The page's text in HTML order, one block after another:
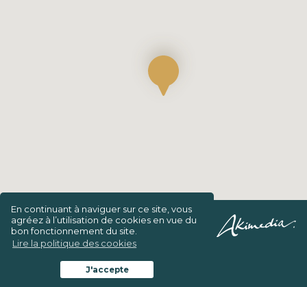
En continuant à naviguer sur ce site, vous
agréez à l’utilisation de cookies en vue du
bon fonctionnement du site.
Lire la politique des cookies
J'accepte
Confidentialité/Charte de vie privée
Conditions générales d’intervention